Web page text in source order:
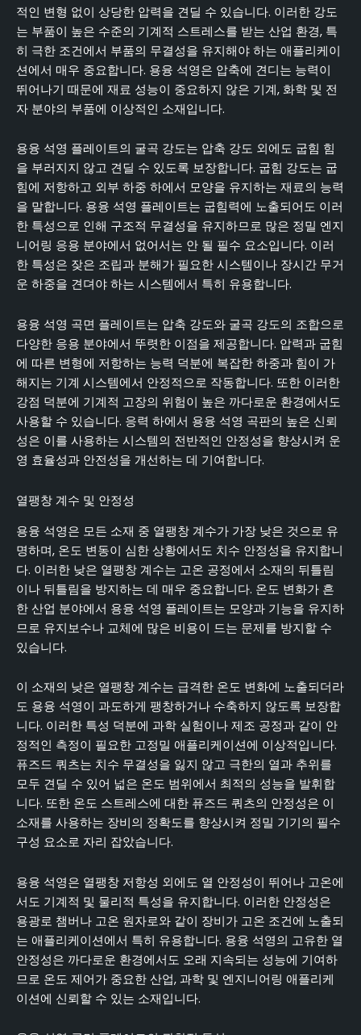
적인 변형 없이 상당한 압력을 견딜 수 있습니다. 이러한 강도
는 부품이 높은 수준의 기계적 스트레스를 받는 산업 환경, 특
히 극한 조건에서 부품의 무결성을 유지해야 하는 애플리케이
션에서 매우 중요합니다. 용융 석영은 압축에 견디는 능력이
뛰어나기 때문에 재료 성능이 중요하지 않은 기계, 화학 및 전
자 분야의 부품에 이상적인 소재입니다.
용융 석영 플레이트의 굴곡 강도는 압축 강도 외에도 굽힘 힘
을 부러지지 않고 견딜 수 있도록 보장합니다. 굽힘 강도는 굽
힘에 저항하고 외부 하중 하에서 모양을 유지하는 재료의 능력
을 말합니다. 용융 석영 플레이트는 굽힘력에 노출되어도 이러
한 특성으로 인해 구조적 무결성을 유지하므로 많은 정밀 엔지
니어링 응용 분야에서 없어서는 안 될 필수 요소입니다. 이러
한 특성은 잦은 조립과 분해가 필요한 시스템이나 장시간 무거
운 하중을 견뎌야 하는 시스템에서 특히 유용합니다.
용융 석영 곡면 플레이트는 압축 강도와 굴곡 강도의 조합으로
다양한 응용 분야에서 뚜렷한 이점을 제공합니다. 압력과 굽힘
에 따른 변형에 저항하는 능력 덕분에 복잡한 하중과 힘이 가
해지는 기계 시스템에서 안정적으로 작동합니다. 또한 이러한
강점 덕분에 기계적 고장의 위험이 높은 까다로운 환경에서도
사용할 수 있습니다. 응력 하에서 용융 석영 곡판의 높은 신뢰
성은 이를 사용하는 시스템의 전반적인 안정성을 향상시켜 운
영 효율성과 안전성을 개선하는 데 기여합니다.
열팽창 계수 및 안정성
용융 석영은 모든 소재 중 열팽창 계수가 가장 낮은 것으로 유
명하며, 온도 변동이 심한 상황에서도 치수 안정성을 유지합니
다. 이러한 낮은 열팽창 계수는 고온 공정에서 소재의 뒤틀림
이나 뒤틀림을 방지하는 데 매우 중요합니다. 온도 변화가 흔
한 산업 분야에서 용융 석영 플레이트는 모양과 기능을 유지하
므로 유지보수나 교체에 많은 비용이 드는 문제를 방지할 수
있습니다.
이 소재의 낮은 열팽창 계수는 급격한 온도 변화에 노출되더라
도 용융 석영이 과도하게 팽창하거나 수축하지 않도록 보장합
니다. 이러한 특성 덕분에 과학 실험이나 제조 공정과 같이 안
정적인 측정이 필요한 고정밀 애플리케이션에 이상적입니다.
퓨즈드 쿼츠는 치수 무결성을 잃지 않고 극한의 열과 추위를
모두 견딜 수 있어 넓은 온도 범위에서 최적의 성능을 발휘합
니다. 또한 온도 스트레스에 대한 퓨즈드 쿼츠의 안정성은 이
소재를 사용하는 장비의 정확도를 향상시켜 정밀 기기의 필수
구성 요소로 자리 잡았습니다.
용융 석영은 열팽창 저항성 외에도 열 안정성이 뛰어나 고온에
서도 기계적 및 물리적 특성을 유지합니다. 이러한 안정성은
용광로 챔버나 고온 원자로와 같이 장비가 고온 조건에 노출되
는 애플리케이션에서 특히 유용합니다. 용융 석영의 고유한 열
안정성은 까다로운 환경에서도 오래 지속되는 성능에 기여하
므로 온도 제어가 중요한 산업, 과학 및 엔지니어링 애플리케
이션에 신뢰할 수 있는 소재입니다.